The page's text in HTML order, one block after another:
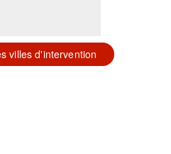
villes d'intervention